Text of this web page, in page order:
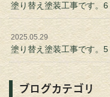
塗り替え塗装工事です。6
2025.05.29
塗り替え塗装工事です。5
ブログカテゴリ